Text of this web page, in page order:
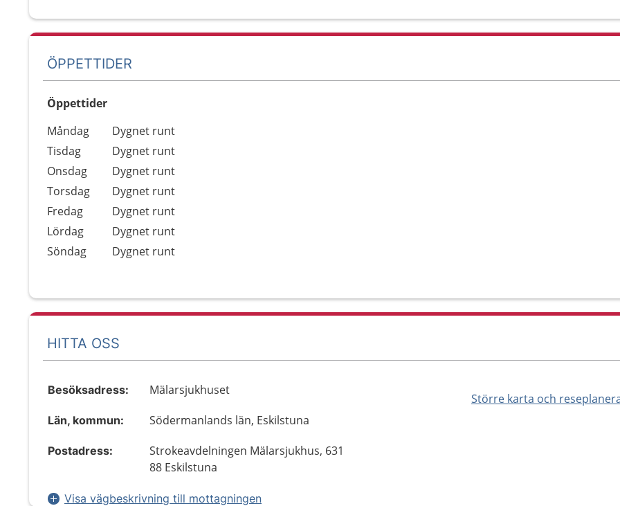
ÖPPETTIDER
Öppettider
Dag
Öppettider
Kommentarer
Måndag
Dygnet runt
Tisdag
Dygnet runt
Onsdag
Dygnet runt
Torsdag
Dygnet runt
Fredag
Dygnet runt
Lördag
Dygnet runt
Söndag
Dygnet runt
HITTA OSS
Större karta och
Besöksadress: Mälarsjukhuset
Län, kommun: Södermanlands län, Eskilstuna
Postadress:
Strokeavdelningen Mälarsjukhus, 631
88 Eskilstuna
Visa vägbeskrivning till mottagningen